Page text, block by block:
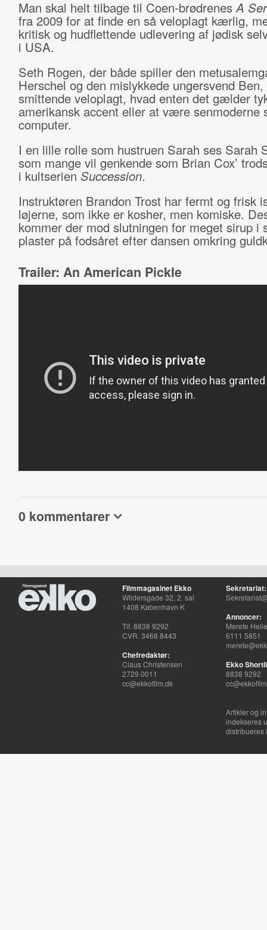
Man skal helt tilbage til Coen-brødrenesA
fra 2009 for at finde en så veloplagt kærlig,
kritisk og hudflettende udlevering af jødisk
i USA.
Seth Rogen, der både spiller den
Herschel og den mislykkede ungersvend Ben,
smittende veloplagt, hvad enten det gælder
amerikansk accent eller at være senmoderne
computer.
I en lille rolle som hustruen Sarah ses Sarah
som mange vil genkende som Brian Cox’
i kultserien Succession.
Instruktøren Brandon Trost har fermt og frisk
løjerne, som ikke er kosher, men komiske.
kommer der mod slutningen for meget sirup i
plaster på fodsåret efter dansen omkring
Trailer: An American Pickle
0 kommentarer
Filmmagasinet Ekko
Wildersgade 32, 2. sal
1408 København K
Tlf. 8838 9292
CVR. 3468 8443
Chefredaktør:
Claus Christensen
2729 0011
cc@ekkofilm.dk
Sekretariat:
Annoncer:
Merete
6111 5851
Ekko
8838 9292
Artikler og
indekseres
distribueres